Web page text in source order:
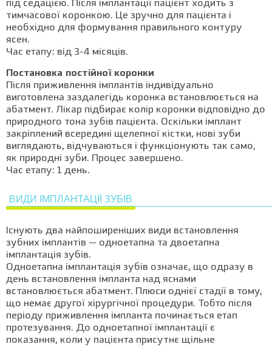
під седацією. Після імплантації пацієнт ходить з
тимчасової коронкою. Це зручно для пацієнта і
необхідно для формування правильного контуру
ясен.
Час етапу: від 3-4 місяців.
Постановка постійної коронки
Після приживлення імплантів індивідуально
виготовлена заздалегідь коронка встановлюється на
абатмент. Лікар підбирає колір коронки відповідно до
природного тона зубів пацієнта. Оскільки імплант
закріплений всередині щелепної кістки, нові зуби
виглядають, відчуваються і функціонують так само,
як природні зуби. Процес завершено.
Час етапу: 1 день.
ВИДИ ІМПЛАНТАЦІЇ ЗУБІВ
Існують два найпоширеніших види встановлення
зубних імплантів — одноетапна та двоетапна
імплантація зубів.
Одноетапна імплантація зубів означає, що одразу в
день встановлення імпланта над яснами
встановлюється абатмент. Плюси однієї стадії в тому,
що немає другої хірургічної процедури. Тобто після
періоду приживлення імпланта починається етап
протезування. До одноетапної імплантації є
показання, коли у пацієнта присутнє щільне